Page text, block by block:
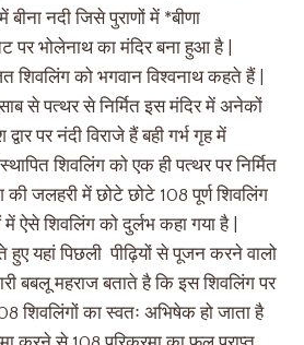
बीना नदी जिसे पुराणों में *बीणा
पर भोलेनाथ का मंदिर बना हुआ है |
शिवलिंग को भगवान विश्वनाथ कहते हैं |
से पत्थर से निर्मित इस मंदिर में अनेकों
पर नंदी विराजे हैं बही गर्भ गृह में
शिवलिंग को एक ही पत्थर पर निर्मित
की जलहरी में छोटे छोटे 108 पूर्ण शिवलिंग
में ऐसे शिवलिंग को दुर्लभ कहा गया है |
हुए यहां पिछली पीढ़ियों से पूजन करने वालो
बबलू महराज बताते है कि इस शिवलिंग पर
शिवलिंगों का स्वतः अभिषेक हो जाता है